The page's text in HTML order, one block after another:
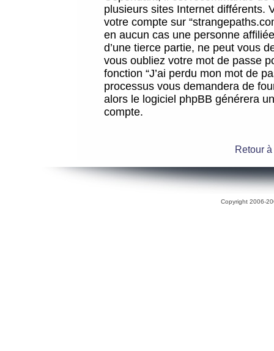
plusieurs sites Internet différents.
votre compte sur
en aucun cas une personne
d’une tierce partie, ne peut vous
vous oubliez votre mot de passe
fonction “J’ai perdu mon mot de
processus vous demandera de
alors le logiciel phpBB générera
compte.
Retour
Copyright 2006-